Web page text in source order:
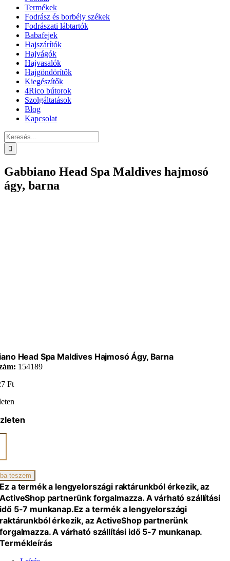
Termékek
Fodrász és borbély székek
Fodrászati lábtartók
Babafejek
Hajszárítók
Hajvágók
Hajvasalók
Hajgöndörítők
Kiegészítők
4Rico bútorok
Szolgáltatások
Blog
Kapcsolat
Keresés...
Gabbiano Head Spa Maldives hajmosó
ágy, barna
Head Spa Maldives Hajmosó Ágy, Barna
154189
Ft
teszem
Ez a termék a lengyelországi raktárunkból érkezik, az
ActiveShop partnerünk forgalmazza. A várható szállítási
idő 5-7 munkanap.Ez a termék a lengyelországi
raktárunkból érkezik, az ActiveShop partnerünk
forgalmazza. A várható szállítási idő 5-7 munkanap.
Termékleírás